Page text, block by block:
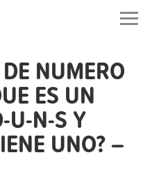
NUMERO
ES UN
U-N-S Y
UNO? –